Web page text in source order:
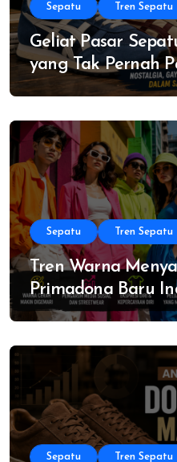
Sepatu Tren Sepatu
Geliat Pasar
yang Tak Pernah
Sepatu Tren Sepatu
Tren Warna
Primadona Baru
Sepatu Tren Sepatu